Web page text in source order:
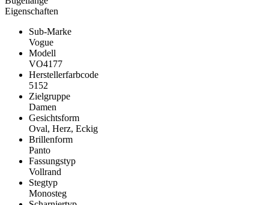
Eigenschaften
Sub-Marke
Vogue
Modell
VO4177
Herstellerfarbcode
5152
Zielgruppe
Damen
Gesichtsform
Oval, Herz, Eckig
Brillenform
Panto
Fassungstyp
Vollrand
Stegtyp
Monosteg